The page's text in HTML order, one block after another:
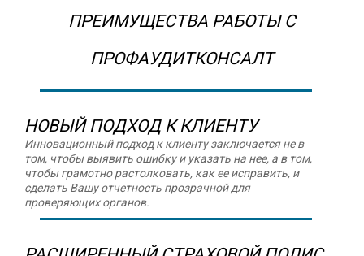
ПРЕИМУЩЕСТВА РАБОТЫ С
ПРОФАУДИТКОНСАЛТ
НОВЫЙ ПОДХОД К КЛИЕНТУ
Инновационный подход к клиенту заключается не в
том, чтобы выявить ошибку и указать на нее, а в том,
чтобы грамотно растолковать, как ее исправить, и
сделать Вашу отчетность прозрачной для
проверяющих органов.